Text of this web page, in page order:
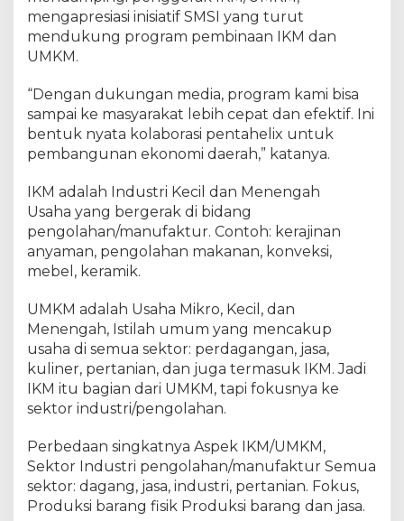
mengapresiasi inisiatif SMSI yang turut
mendukung program pembinaan IKM dan
UMKM.
“Dengan dukungan media, program kami bisa
sampai ke masyarakat lebih cepat dan efektif. Ini
bentuk nyata kolaborasi pentahelix untuk
pembangunan ekonomi daerah,” katanya.
IKM adalah Industri Kecil dan Menengah
Usaha yang bergerak di bidang
pengolahan/manufaktur. Contoh: kerajinan
anyaman, pengolahan makanan, konveksi,
mebel, keramik.
UMKM adalah Usaha Mikro, Kecil, dan
Menengah, Istilah umum yang mencakup
usaha di semua sektor: perdagangan, jasa,
kuliner, pertanian, dan juga termasuk IKM. Jadi
IKM itu bagian dari UMKM, tapi fokusnya ke
sektor industri/pengolahan.
Perbedaan singkatnya Aspek IKM/UMKM,
Sektor Industri pengolahan/manufaktur Semua
sektor: dagang, jasa, industri, pertanian. Fokus,
Produksi barang fisik Produksi barang dan jasa.